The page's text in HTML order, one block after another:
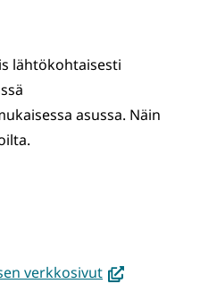
lähtökohtaisesti
asussa. Näin
verkkosivut(avautuu